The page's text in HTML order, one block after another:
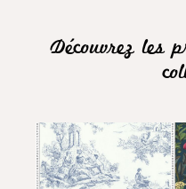
Découvrez les